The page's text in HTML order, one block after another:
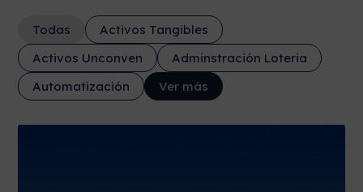
Todas
Activos Tangibles
Activos Unconven
Adminstración Loteria
Automatización
Ver más